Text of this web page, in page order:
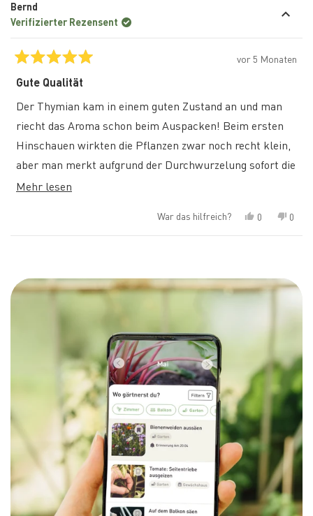
Bernd
Verifizierter Rezensent
5
5
Sternen
bewertet
vor 5 Monaten
Gute Qualität
Der Thymian kam in einem guten Zustand an und man
riecht das Aroma schon beim Auspacken! Beim ersten
Hinschauen wirkten die Pflanzen zwar noch recht klein,
aber man merkt aufgrund der Durchwurzelung sofort die
Qualität. Seit sie im Boden sind, haben sie sich schon toll
Besonders gefällt mir der plastikfreie Versand.
Mehr lesen
War das hilfreich? Ja,
Rezension
0
stimmten
Nein,
0